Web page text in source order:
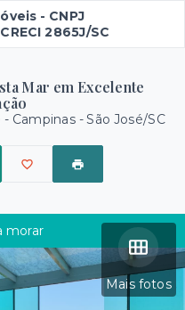
- CNPJ
2865J/SC
Mar em Excelente
- Campinas - São José/SC
Mais fotos
morar